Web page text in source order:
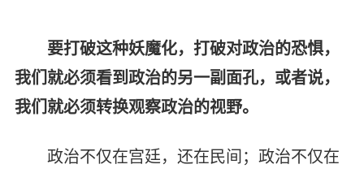
要打破这种妖魔化，打破对政治的恐惧，
我们就必须看到政治的另一副面孔，或者说，
我们就必须转换观察政治的视野。
政治不仅在宫廷，还在民间；政治不仅在